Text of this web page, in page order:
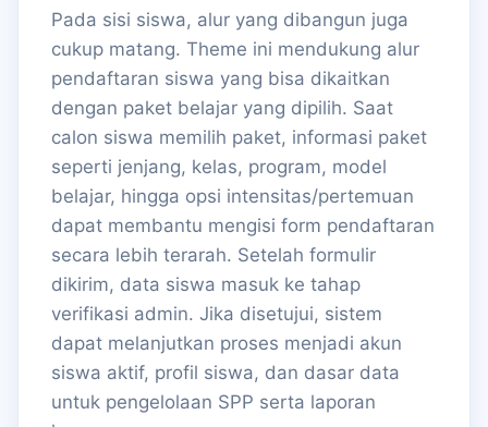
Pada sisi siswa, alur yang dibangun juga
cukup matang. Theme ini mendukung alur
pendaftaran siswa yang bisa dikaitkan
dengan paket belajar yang dipilih. Saat
calon siswa memilih paket, informasi paket
seperti jenjang, kelas, program, model
belajar, hingga opsi intensitas/pertemuan
dapat membantu mengisi form pendaftaran
secara lebih terarah. Setelah formulir
dikirim, data siswa masuk ke tahap
verifikasi admin. Jika disetujui, sistem
dapat melanjutkan proses menjadi akun
siswa aktif, profil siswa, dan dasar data
untuk pengelolaan SPP serta laporan